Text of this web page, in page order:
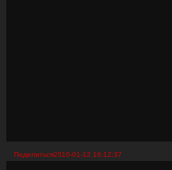
Поделиться2010-01-12 16:12:37